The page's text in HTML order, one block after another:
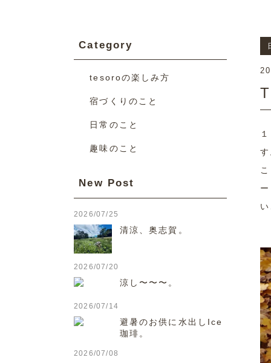
Category
tesoroの楽しみ方
宿づくりのこと
日常のこと
趣味のこと
New Post
2026/07/25
清涼、奥志賀。
2026/07/20
涼し〜〜〜。
2026/07/14
避暑のお供に水出しIce
珈琲。
2026/07/08